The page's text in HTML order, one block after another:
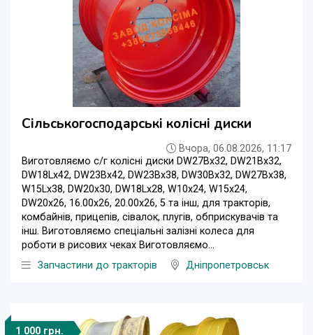
Сільськогосподарські колісні диски
Вчора, 06.08.2026, 11:17
Виготовляємо с/г колісні диски DW27Bx32, DW21Bx32,
DW18Lx42, DW23Bx42, DW23Bx38, DW30Bx32, DW27Bx38,
W15Lx38, DW20x30, DW18Lx28, W10x24, W15x24,
DW20x26, 16.00x26, 20.00x26, 5 та інш, для тракторів,
комбайнів, прицепів, сівалок, плугів, обприскувачів та
інш. Виготовляємо спеціальні залізні колеса для
роботи в рисових чеках Виготовляємо...
Запчастини до тракторів
Дніпропетровськ
1 000 грн.